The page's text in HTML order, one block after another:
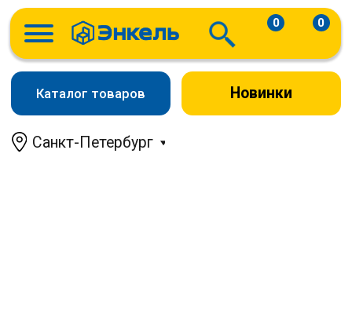
Новинки
Санкт-Петербург